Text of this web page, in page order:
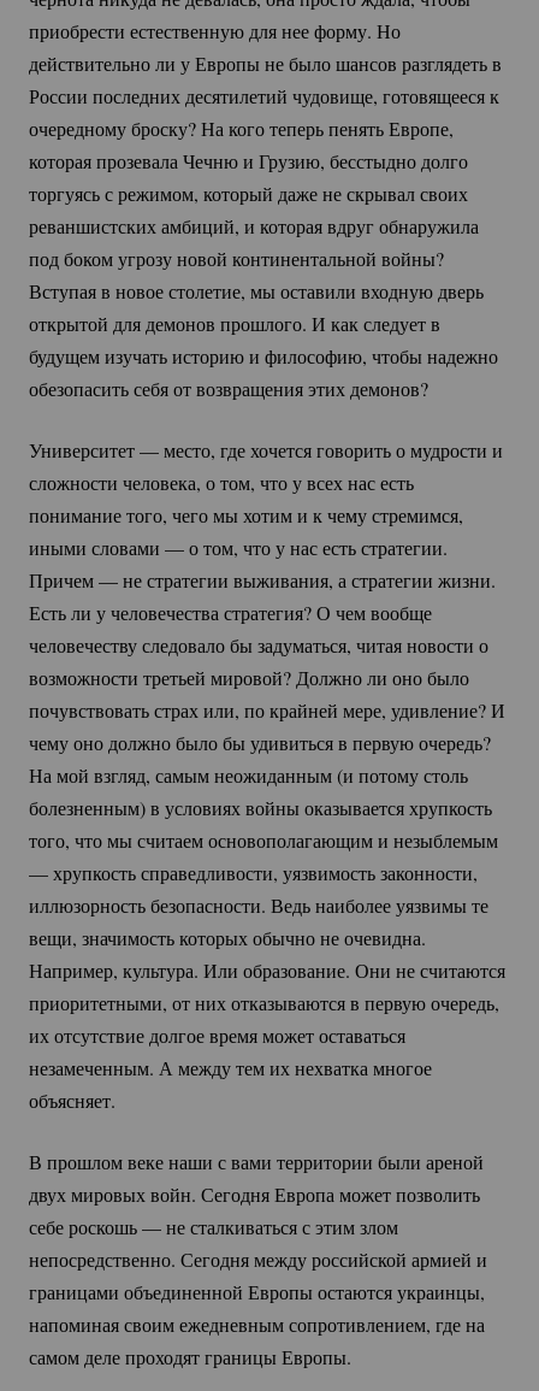
приобрести естественную для нее форму. Но
действительно ли у Европы не было шансов разглядеть в
России последних десятилетий чудовище, готовящееся к
очередному броску? На кого теперь пенять Европе,
которая прозевала Чечню и Грузию, бесстыдно долго
торгуясь с режимом, который даже не скрывал своих
реваншистских амбиций, и которая вдруг обнаружила
под боком угрозу новой континентальной войны?
Вступая в новое столетие, мы оставили входную дверь
открытой для демонов прошлого. И как следует в
будущем изучать историю и философию, чтобы надежно
обезопасить себя от возвращения этих демонов?
Университет — место, где хочется говорить о мудрости и
сложности человека, о том, что у всех нас есть
понимание того, чего мы хотим и к чему стремимся,
иными словами — о том, что у нас есть стратегии.
Причем — не стратегии выживания, а стратегии жизни.
Есть ли у человечества стратегия? О чем вообще
человечеству следовало бы задуматься, читая новости о
возможности третьей мировой? Должно ли оно было
почувствовать страх или, по крайней мере, удивление? И
чему оно должно было бы удивиться в первую очередь?
На мой взгляд, самым неожиданным (и потому столь
болезненным) в условиях войны оказывается хрупкость
того, что мы считаем основополагающим и незыблемым
— хрупкость справедливости, уязвимость законности,
иллюзорность безопасности. Ведь наиболее уязвимы те
вещи, значимость которых обычно не очевидна.
Например, культура. Или образование. Они не считаются
приоритетными, от них отказываются в первую очередь,
их отсутствие долгое время может оставаться
незамеченным. А между тем их нехватка многое
объясняет.
В прошлом веке наши с вами территории были ареной
двух мировых войн. Сегодня Европа может позволить
себе роскошь — не сталкиваться с этим злом
непосредственно. Сегодня между российской армией и
границами объединенной Европы остаются украинцы,
напоминая своим ежедневным сопротивлением, где на
самом деле проходят границы Европы.